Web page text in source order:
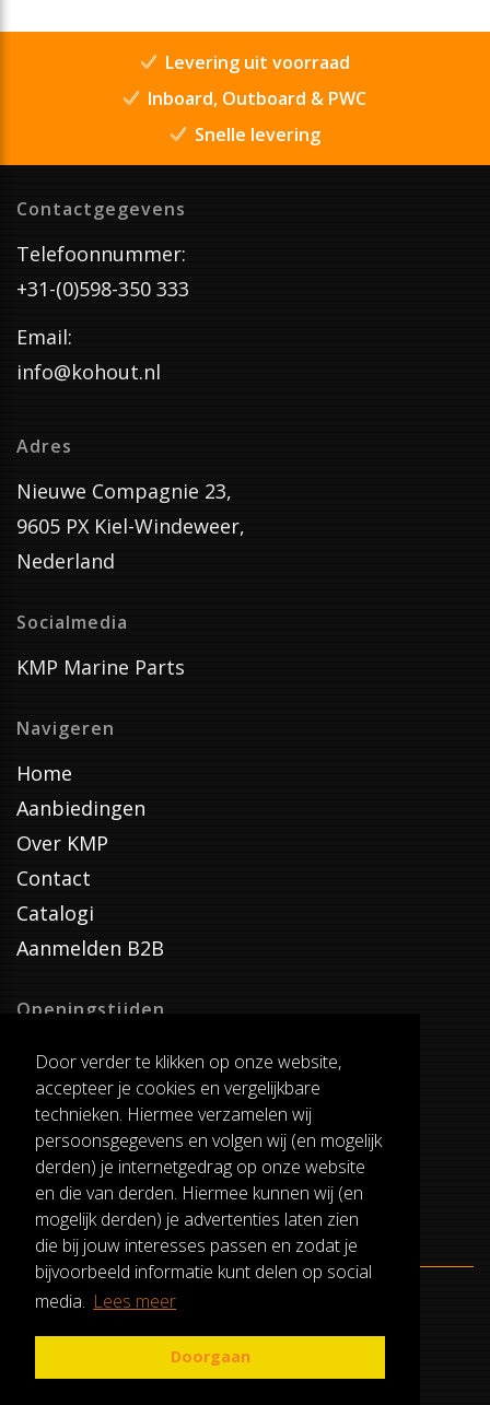
Door verder te klikken op onze website,
accepteer je cookies en vergelijkbare
technieken. Hiermee verzamelen wij
persoonsgegevens en volgen wij (en mogelijk
derden) je internetgedrag op onze website
en die van derden. Hiermee kunnen wij (en
mogelijk derden) je advertenties laten zien
die bij jouw interesses passen en zodat je
bijvoorbeeld informatie kunt delen op social
media. Lees meer
Doorgaan
Levering uit voorraad
Inboard, Outboard & PWC
Snelle levering
Contactgegevens
Telefoonnummer:
+31-(0)598-350 333
Email:
info@kohout.nl
Adres
Nieuwe Compagnie 23,
9605 PX Kiel-Windeweer,
Nederland
Socialmedia
KMP Marine Parts
Navigeren
Home
Aanbiedingen
Over KMP
Contact
Catalogi
Aanmelden B2B
Openingstijden
Dinsdag T/M Zaterdag
van 8:00-17:00
Verzenddagen
Dinsdag T/M Vrijdag
Pauze
12:30-13:00
ALGEMENE VOORWAARDEN
RUILEN EN RETOURNEREN